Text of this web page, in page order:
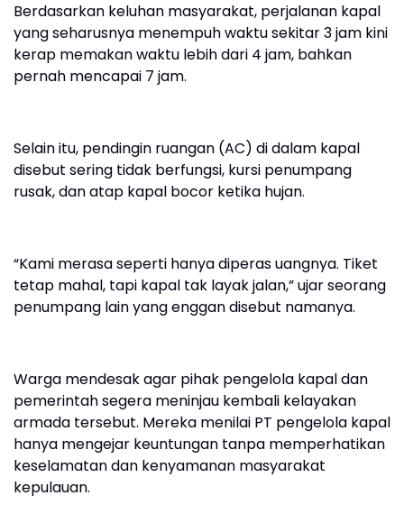
Berdasarkan keluhan masyarakat, perjalanan kapal
yang seharusnya menempuh waktu sekitar 3 jam kini
kerap memakan waktu lebih dari 4 jam, bahkan
pernah mencapai 7 jam.
Selain itu, pendingin ruangan (AC) di dalam kapal
disebut sering tidak berfungsi, kursi penumpang
rusak, dan atap kapal bocor ketika hujan.
“Kami merasa seperti hanya diperas uangnya. Tiket
tetap mahal, tapi kapal tak layak jalan,” ujar seorang
penumpang lain yang enggan disebut namanya.
Warga mendesak agar pihak pengelola kapal dan
pemerintah segera meninjau kembali kelayakan
armada tersebut. Mereka menilai PT pengelola kapal
hanya mengejar keuntungan tanpa memperhatikan
keselamatan dan kenyamanan masyarakat
kepulauan.